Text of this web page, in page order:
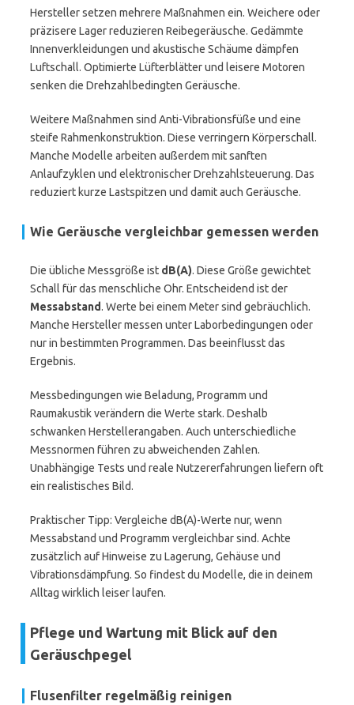
Hersteller setzen mehrere Maßnahmen ein. Weichere oder
präzisere Lager reduzieren Reibegeräusche. Gedämmte
Innenverkleidungen und akustische Schäume dämpfen
Luftschall. Optimierte Lüfterblätter und leisere Motoren
senken die Drehzahlbedingten Geräusche.
Weitere Maßnahmen sind Anti-Vibrationsfüße und eine
steife Rahmenkonstruktion. Diese verringern Körperschall.
Manche Modelle arbeiten außerdem mit sanften
Anlaufzyklen und elektronischer Drehzahlsteuerung. Das
reduziert kurze Lastspitzen und damit auch Geräusche.
Wie Geräusche vergleichbar gemessen werden
Die übliche Messgröße ist dB(A). Diese Größe gewichtet
Schall für das menschliche Ohr. Entscheidend ist der
Messabstand. Werte bei einem Meter sind gebräuchlich.
Manche Hersteller messen unter Laborbedingungen oder
nur in bestimmten Programmen. Das beeinflusst das
Ergebnis.
Messbedingungen wie Beladung, Programm und
Raumakustik verändern die Werte stark. Deshalb
schwanken Herstellerangaben. Auch unterschiedliche
Messnormen führen zu abweichenden Zahlen.
Unabhängige Tests und reale Nutzererfahrungen liefern oft
ein realistisches Bild.
Praktischer Tipp: Vergleiche dB(A)-Werte nur, wenn
Messabstand und Programm vergleichbar sind. Achte
zusätzlich auf Hinweise zu Lagerung, Gehäuse und
Vibrationsdämpfung. So findest du Modelle, die in deinem
Alltag wirklich leiser laufen.
Pflege und Wartung mit Blick auf den
Geräuschpegel
Flusenfilter regelmäßig reinigen